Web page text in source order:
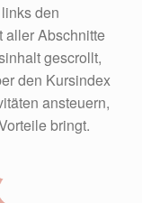
den
aller Abschnitte
gescrollt,
den Kursindex
ansteuern,
bringt.